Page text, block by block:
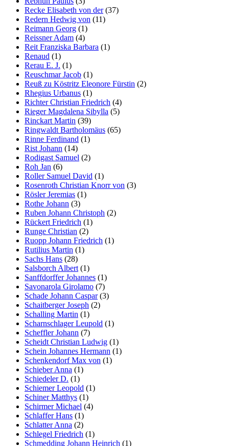
Recke Elisabeth von der(37)
Redern Hedwig von (11)
Reimann Georg (1)
Reissner Adam (4)
Reit Franziska Barbara (1)
Renaud (1)
Rerau E. J. (1)
Reuschmar Jacob (1)
Reuß zu Köstritz Eleonore Fürstin (2)
Rhegius Urbanus (1)
Richter Christian Friedrich (4)
Rieger Magdalena Sibylla (5)
Rinckart Martin (39)
Ringwaldt Bartholomäus (65)
Rinne Ferdinand (1)
Rist Johann (14)
Rodigast Samuel (2)
Roh Jan (6)
Roller Samuel David (1)
Rosenroth Christian Knorr von (3)
Rösler Jeremias (1)
Rothe Johann (3)
Ruben Johann Christoph (2)
Rückert Friedrich (1)
Runge Christian (2)
Ruopp Johann Friedrich (1)
Rutilius Martin (1)
Sachs Hans (28)
Salsborch Albert (1)
Sanffdorffer Johannes (1)
Savonarola Girolamo (7)
Schade Johann Caspar(3)
Schaitberger Joseph (2)
Schalling Martin (1)
Scharnschlager Leupold (1)
Scheffler Johann (7)
Scheidt Christian Ludwig (1)
Schein Johannes Hermann (1)
Schenkendorf Max von (1)
Schieber Anna (1)
Schiedeler D. (1)
Schiemer Leopold (1)
Schiner Matthys (1)
Schirmer Michael (4)
Schlaffer Hans (1)
Schlatter Anna (2)
Schlegel Friedrich (1)
Schmedding Johann Heinrich (1)